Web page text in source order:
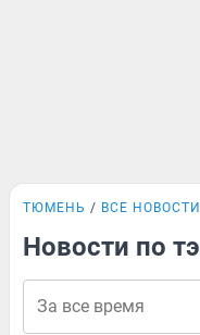
ТЮМЕНЬ ВСЕ НОВОСТИ
Новости по